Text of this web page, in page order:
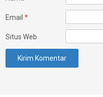
Email*
Situs Web